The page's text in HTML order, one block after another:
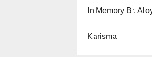
In Memory Br.
Karisma